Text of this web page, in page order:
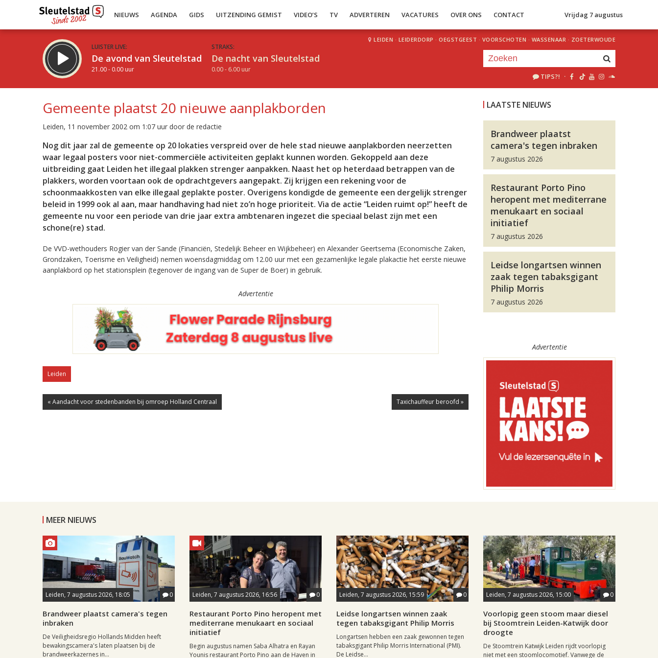
NIEUWS AGENDA GIDS UITZENDING GEMIST VIDEO’S TV ADVERTEREN VACATURES OVER ONS CONTACT Vrijdag 7 augustus
LUISTER LIVE:
De avond van Sleutelstad
21.00 - 0.00 uur
STRAKS:
De nacht van Sleutelstad
0.00 - 6.00 uur
LEIDEN · LEIDERDORP · OEGSTGEEST · VOORSCHOTEN · WASSENAAR · ZOETERWOUDE
TIPS?! ·
Inklappen
Gemeente plaatst 20 nieuwe aanplakborden
Leiden, 11 november 2002 om 1:07 uur door de redactie
Nog dit jaar zal de gemeente op 20 lokaties verspreid over de hele stad nieuwe aanplakborden neerzetten
waar legaal posters voor niet-commerciële activiteiten geplakt kunnen worden. Gekoppeld aan deze
uitbreiding gaat Leiden het illegaal plakken strenger aanpakken. Naast het op heterdaad betrappen van de
plakkers, worden voortaan ook de opdrachtgevers aangepakt. Zij krijgen een rekening voor de
schoonmaakkosten van elke illegaal geplakte poster. Overigens kondigde de gemeente een dergelijk strenger
beleid in 1999 ook al aan, maar handhaving had niet zo’n hoge prioriteit. Via de actie “Leiden ruimt op!” heeft de
gemeente nu voor een periode van drie jaar extra ambtenaren ingezet die speciaal belast zijn met een
schone(re) stad.
De VVD-wethouders Rogier van der Sande (Financiën, Stedelijk Beheer en Wijkbeheer) en Alexander Geertsema (Economische Zaken,
Grondzaken, Toerisme en Veiligheid) nemen woensdagmiddag om 12.00 uur met een gezamenlijke legale plakactie het eerste nieuwe
aanplakbord op het stationsplein (tegenover de ingang van de Super de Boer) in gebruik.
Advertentie
Leiden
« Aandacht voor stedenbanden bij omroep Holland Centraal Taxichauffeur beroofd »
LAATSTE NIEUWS
Brandweer plaatst
camera's tegen inbraken
7 augustus 2026
Restaurant Porto Pino
heropent met mediterrane
menukaart en sociaal
initiatief
7 augustus 2026
Leidse longartsen winnen
zaak tegen tabaksgigant
Philip Morris
7 augustus 2026
Advertentie
MEER NIEUWS
Leiden, 7 augustus 2026, 18:05 0
Brandweer plaatst camera's tegen
inbraken
De Veiligheidsregio Hollands Midden heeft
bewakingscamera's laten plaatsen bij de
brandweerkazernes in...
Leiden, 7 augustus 2026, 16:56 0
Restaurant Porto Pino heropent met
mediterrane menukaart en sociaal
initiatief
Begin augustus namen Saba Alhatra en Rayan
Younis restaurant Porto Pino aan de Haven in
Leiden, 7 augustus 2026, 15:59 0
Leidse longartsen winnen zaak
tegen tabaksgigant Philip Morris
Longartsen hebben een zaak gewonnen tegen
tabaksgigant Philip Morris International (PMI).
De Leidse...
Leiden, 7 augustus 2026, 15:00 0
Voorlopig geen stoom maar diesel
bij Stoomtrein Leiden-Katwijk door
droogte
De Stoomtrein Katwijk Leiden rijdt voorlopig
niet met een stoomlocomotief. Vanwege de